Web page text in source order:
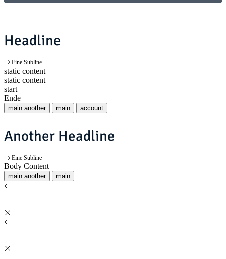
Headline
Eine Subline
static content
static content
start
Ende
main:another main account
Another Headline
Eine Subline
Body Content
main:another main